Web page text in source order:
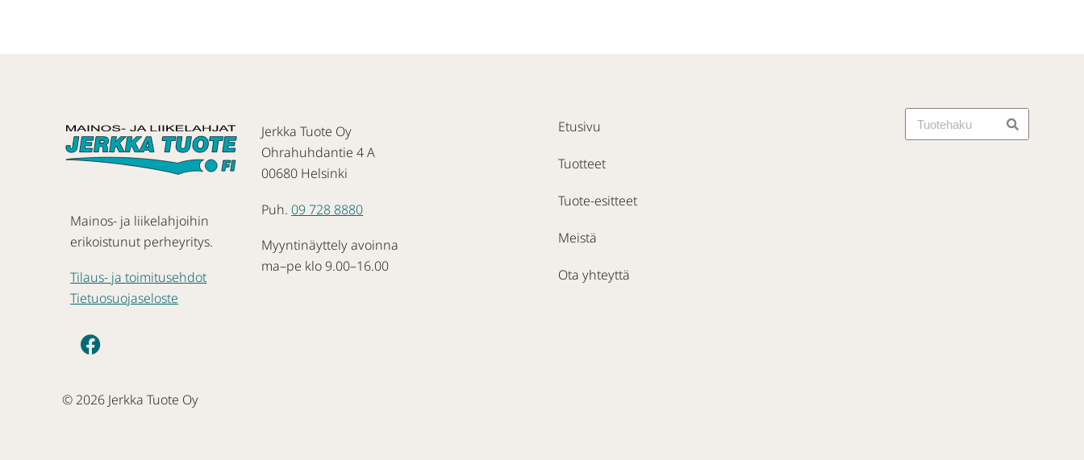
Mainos- ja liikelahjoihin
erikoistunut perheyritys.
Tilaus- ja toimitusehdot
Tietuosuojaseloste
Jerkka Tuote Oy
Ohrahuhdantie 4 A
00680 Helsinki
Puh. 09 728 8880
Myyntinäyttely avoinna
ma–pe klo 9.00–16.00
Etusivu
Tuotteet
Tuote-esitteet
Meistä
Ota yhteyttä
© 2026 Jerkka Tuote Oy